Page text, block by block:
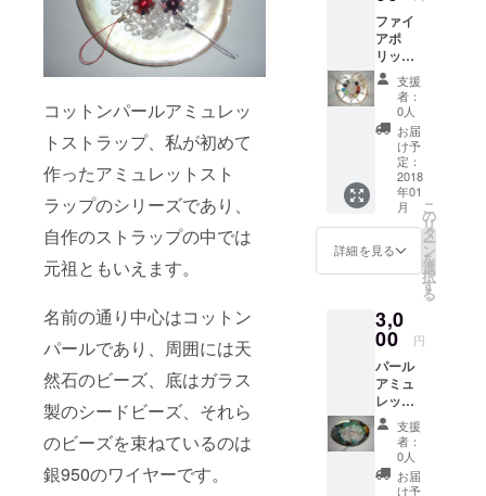
コットンパールアミュレッ
トストラップ、私が初めて
作ったアミュレットスト
ラップのシリーズであり、
自作のストラップの中では
元祖ともいえます。
名前の通り中心はコットン
パールであり、周囲には天
然石のビーズ、底はガラス
製のシードビーズ、それら
のビーズを束ねているのは
銀950のワイヤーです。
からお
好きな
物をお
一つお
選び下
さい。
ファイ
アポ
リッ
シュア
ミュ
レット
スト
ラップ
Type-C
シリー
(クリス
タル)、
2(ジェ
ット)、
3(シャ
4(シャ
ムル
ビーオ
パー
ル)、5
号(ジョ
ンキ
ル)、6
号(ロザ
リン)、
7号(ア
支援
者：
0人
お届
け予
定：
2018
年01
月
詳細を見る
こ
の
リ
タ
ー
ン
を
選
択
す
る
3,0
00 円
パール
アミュ
レット
スト
ラップ
Type-D
4点セッ
支援
者：
0人
お届
け予